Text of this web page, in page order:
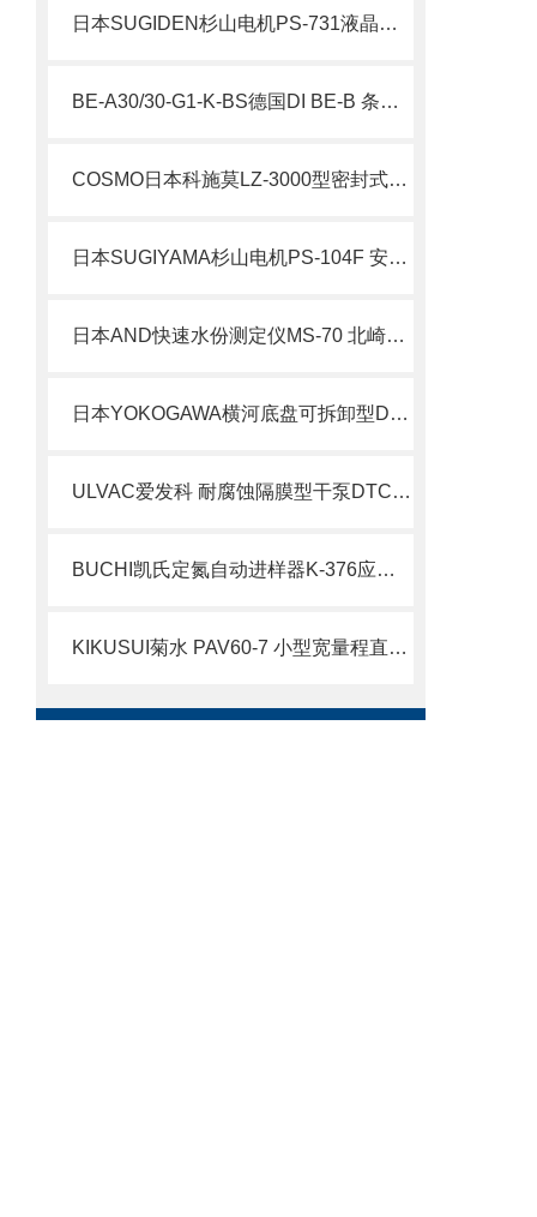
日本SUGIDEN杉山电机PS-731液晶显示屏电子凸轮
BE-A30/30-G1-K-BS德国DI BE-B 条形灯北崎热卖
COSMO日本科施莫LZ-3000型密封式检漏仪
日本SUGIYAMA杉山电机PS-104F 安全检测装置北崎热卖
日本AND快速水份测定仪MS-70 北崎热卖
日本YOKOGAWA横河底盘可拆卸型DX1000N
ULVAC爱发科 耐腐蚀隔膜型干泵DTC-60北崎有售
BUCHI凯氏定氮自动进样器K-376应用与特点
KIKUSUI菊水 PAV60-7 小型宽量程直流电源 介绍